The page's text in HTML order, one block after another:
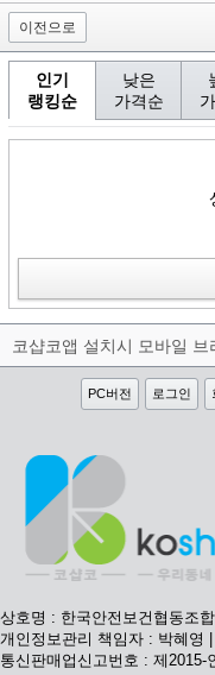
이전으로
인기
랭킹순
낮은
가격순
PC버전 로그인
상호명 : 한국안전보건협동조
개인정보관리 책임자 : 박혜영
통신판매업신고번호 : 제2015-